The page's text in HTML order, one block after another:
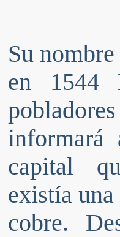
Su
en 1544
informará
capital
existía
cobre.